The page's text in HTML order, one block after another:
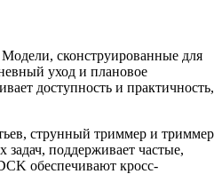
сконструированные для
уход и плановое
доступность и практичность,
струнный триммер и триммер
поддерживает частые,
обеспечивают кросс-